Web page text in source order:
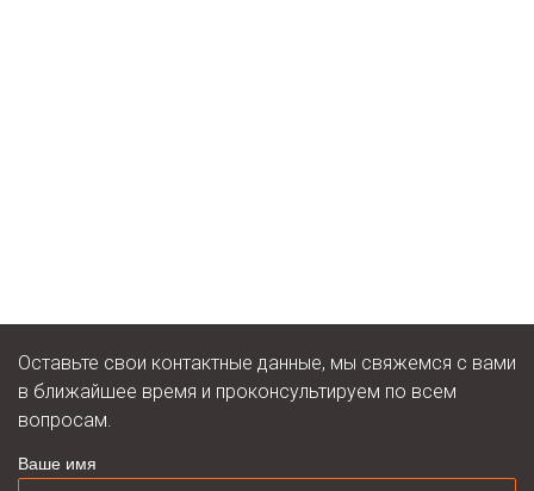
Оставьте свои контактные данные, мы свяжемся с вами
в ближайшее время и проконсультируем по всем
вопросам.
Ваше имя